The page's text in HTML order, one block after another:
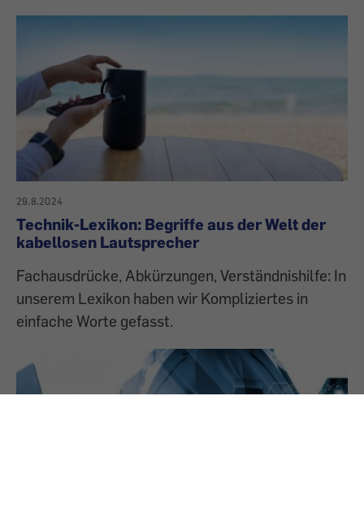
29.8.2024
Technik-Lexikon: Begriffe aus der Welt der
kabellosen Lautsprecher
Fachausdrücke, Abkürzungen, Verständnishilfe: In
unserem Lexikon haben wir Kompliziertes in
einfache Worte gefasst.